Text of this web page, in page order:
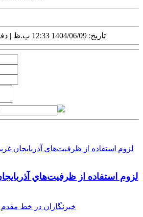
تاریخ: 1404/06/09 12:33 ب.ظ |
لزوم استفاده از ظرفيت‌هاي